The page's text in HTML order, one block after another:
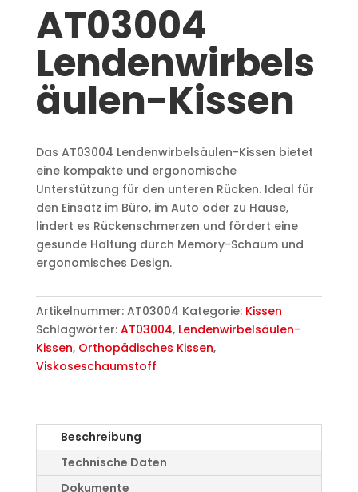
AT03004
Lendenwirbels
äulen-Kissen
Das AT03004 Lendenwirbelsäulen-Kissen bietet
eine kompakte und ergonomische
Unterstützung für den unteren Rücken. Ideal für
den Einsatz im Büro, im Auto oder zu Hause,
lindert es Rückenschmerzen und fördert eine
gesunde Haltung durch Memory-Schaum und
ergonomisches Design.
Artikelnummer: AT03004 Kategorie: Kissen
Schlagwörter: AT03004, Lendenwirbelsäulen-
Kissen, Orthopädisches Kissen,
Viskoseschaumstoff
Beschreibung
Technische Daten
Dokumente